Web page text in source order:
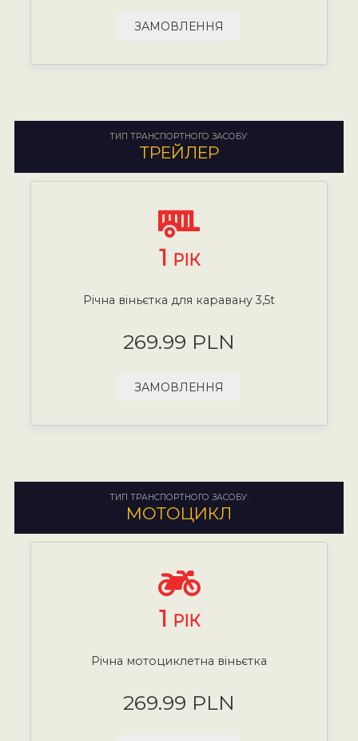
ЗАМОВЛЕННЯ
ТИП ТРАНСПОРТНОГО ЗАСОБУ:
ТРЕЙЛЕР
1 РІК
Річна віньєтка для каравану 3,5t
269.99 PLN
ЗАМОВЛЕННЯ
ТИП ТРАНСПОРТНОГО ЗАСОБУ:
МОТОЦИКЛ
1 РІК
Річна мотоциклетна віньєтка
269.99 PLN